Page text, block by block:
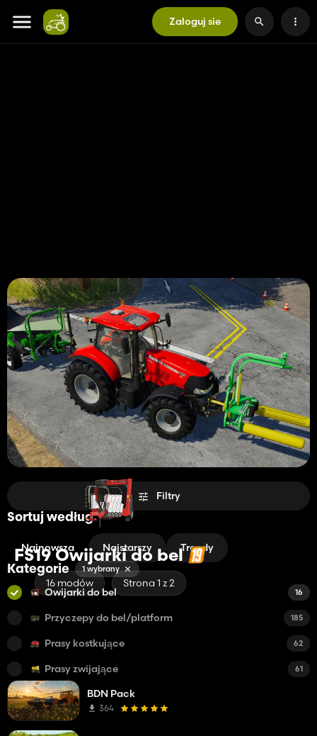
Zaloguj sie
FS19 Owijarki do bel
16 modów Strona 1 z 2
Filtry
Sortuj według
Najnowsza Najstarszy Trendy
Kategorie 1 wybrany
Owijarki do bel 16
Przyczepy do bel/platform 185
Prasy kostkujące 62
Prasy zwijające 61
BDN Pack
364